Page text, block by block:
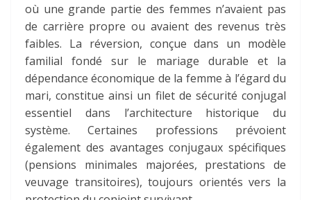
où une grande partie des femmes n’avaient pas
de carrière propre ou avaient des revenus très
faibles. La réversion, conçue dans un modèle
familial fondé sur le mariage durable et la
dépendance économique de la femme à l’égard du
mari, constitue ainsi un filet de sécurité conjugal
essentiel dans l’architecture historique du
système. Certaines professions prévoient
également des avantages conjugaux spécifiques
(pensions minimales majorées, prestations de
veuvage transitoires), toujours orientés vers la